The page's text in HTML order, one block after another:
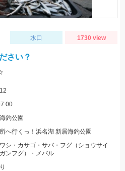
水口 1730 view
さい？
釣公園
へ行くっ！浜名湖 新居海釣公園
シ・カサゴ・サバ・フグ（ショウサイ
ンフグ）・メバル